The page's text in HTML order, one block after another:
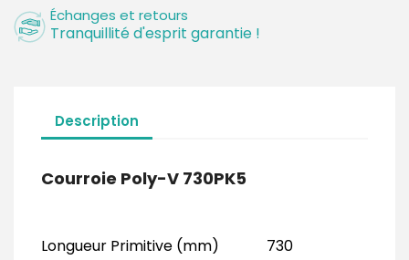
Échanges et retours
Tranquillité d'esprit garantie !
Description
Courroie Poly-V 730PK5
Longueur Primitive (mm) 730